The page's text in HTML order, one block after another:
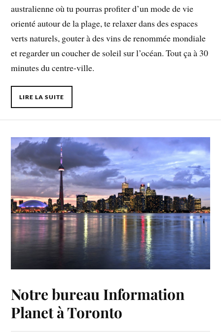
australienne où tu pourras profiter d’un mode de vie
orienté autour de la plage, te relaxer dans des espaces
verts naturels, gouter à des vins de renommée mondiale
et regarder un coucher de soleil sur l’océan. Tout ça à 30
minutes du centre-ville.
LIRE LA SUITE
Notre bureau Information
Planet à Toronto